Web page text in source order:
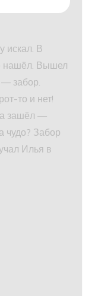
искал. В
нашёл. Вышел
забор.
то и нет!
зашёл —
чудо? Забор
Илья в